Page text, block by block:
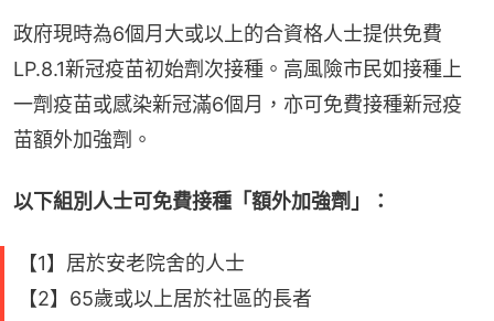
政府現時為6個月大或以上的合資格人士提供免費
LP.8.1新冠疫苗初始劑次接種。高風險市民如接種上
一劑疫苗或感染新冠滿6個月，亦可免費接種新冠疫
苗額外加強劑。
以下組別人士可免費接種「額外加強劑」：
【1】居於安老院舍的人士
【2】65歲或以上居於社區的長者